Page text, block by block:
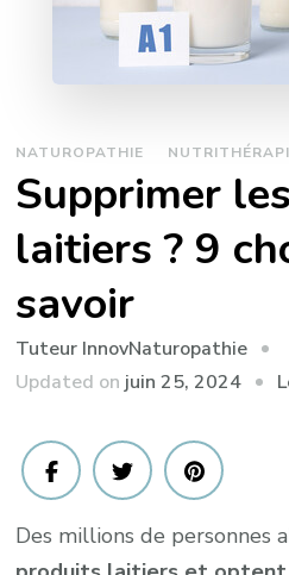
NATUROPATHIE
Supprimer
laitiers ? 9
savoir
Tuteur InnovNaturopathie
Updated on juin 25, 2024
Des millions de personnes